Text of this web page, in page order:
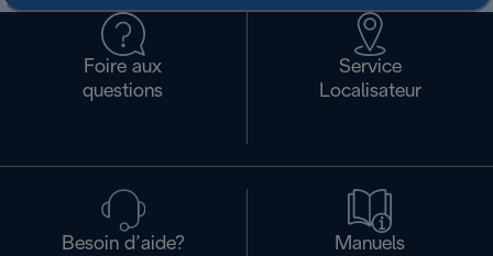
Foire aux
questions
Service
Localisateur
Besoin d’aide?
Manuels